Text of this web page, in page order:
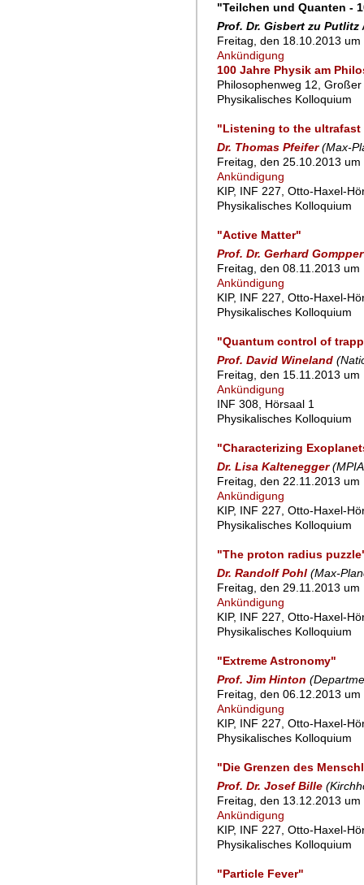
"Teilchen und Quanten -
Prof. Dr. Gisbert zu
Freitag, den 18.10.2013
Ankündigung
100 Jahre Physik am
Philosophenweg 12,
Physikalisches Kolloquium
"Listening to the
Dr. Thomas Pfeifer (Max-
Freitag, den 25.10.2013
Ankündigung
KIP, INF 227, Otto-Haxel-
Physikalisches Kolloquium
"Active Matter"
Prof. Dr. Gerhard Gompper
Freitag, den 08.11.2013 um
Ankündigung
KIP, INF 227, Otto-Haxel-
Physikalisches Kolloquium
"Quantum control of
Prof. David Wineland
Freitag, den 15.11.2013 um
Ankündigung
INF 308, Hörsaal 1
Physikalisches Kolloquium
"Characterizing
Dr. Lisa Kaltenegger
Freitag, den 22.11.2013 um
Ankündigung
KIP, INF 227, Otto-Haxel-
Physikalisches Kolloquium
"The proton radius
Dr. Randolf Pohl (Max-
Freitag, den 29.11.2013 um
Ankündigung
KIP, INF 227, Otto-Haxel-
Physikalisches Kolloquium
"Extreme Astronomy"
Prof. Jim Hinton
Freitag, den 06.12.2013
Ankündigung
KIP, INF 227, Otto-Haxel-
Physikalisches Kolloquium
"Die Grenzen des
Prof. Dr. Josef Bille
Freitag, den 13.12.2013
Ankündigung
KIP, INF 227, Otto-Haxel-
Physikalisches Kolloquium
"Particle Fever"